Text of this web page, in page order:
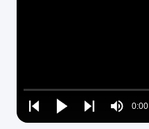
Play
Play
Play
Mute0:00
Loaded:
0%